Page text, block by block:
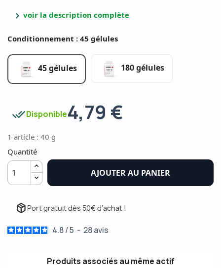
chevron_right voir la description complète
Conditionnement : 45 gélules
45 gélules 180 gélules
done_allDisponible4,79 €
1 article : 40 g
Quantité
AJOUTER AU PANIER
package_2 Port gratuit dès 50€ d'achat !
4.8/5 - 28avis
Produits associés au même actif